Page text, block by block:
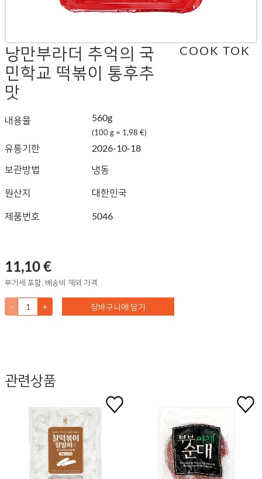
낭만부라더 추억의 국
민학교 떡볶이 통후추
맛
내용물 560g
(100 g = 1,98 €)
유통기한
2026-10-18
보관방법
냉동
원산지 대한민국
제품번호 5046
COOK TOK
11,10 €
부가세 포함, 배송비 제외 가격
- + 장바구니에 담기
관련상품